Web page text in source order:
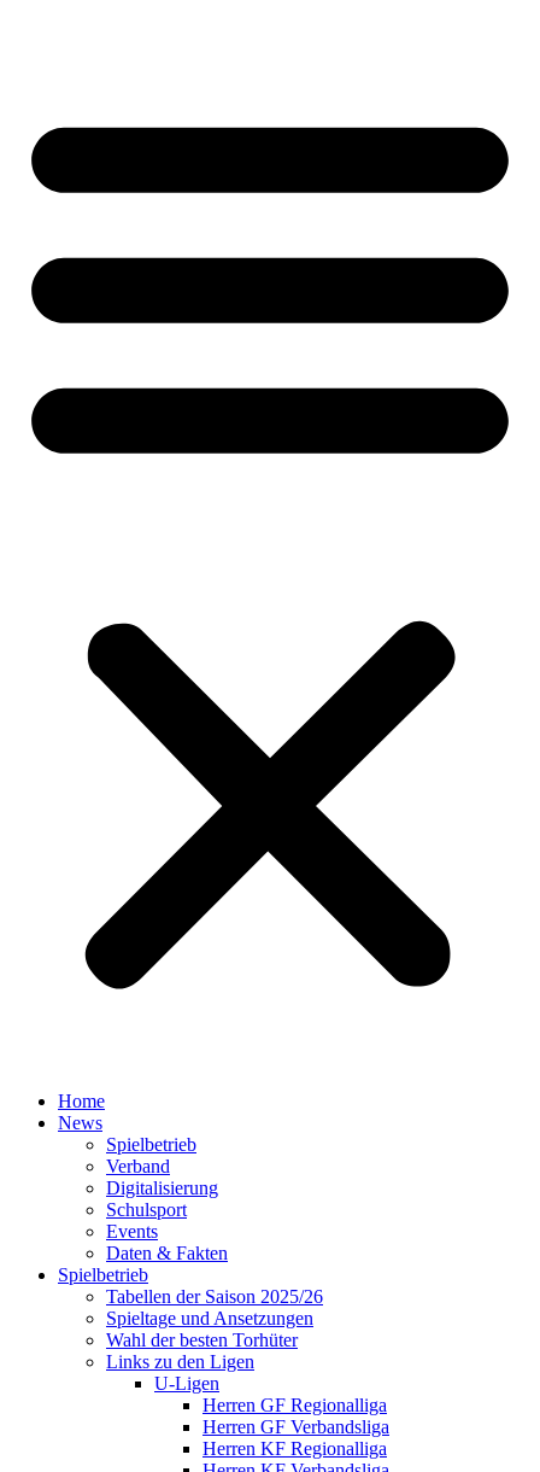
Home
News
Spielbetrieb
Verband
Digitalisierung
Schulsport
Events
Daten & Fakten
Spielbetrieb
Tabellen der Saison 2025/26
Spieltage und Ansetzungen
Wahl der besten Torhüter
Links zu den Ligen
U-Ligen
Herren GF Regionalliga
Herren GF Verbandsliga
Herren KF Regionalliga